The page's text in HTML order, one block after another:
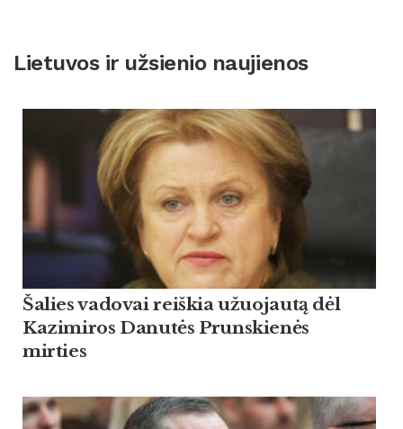
Lietuvos ir užsienio naujienos
Šalies vadovai reiškia užuojautą dėl
Kazimiros Danutės Prunskienės
mirties